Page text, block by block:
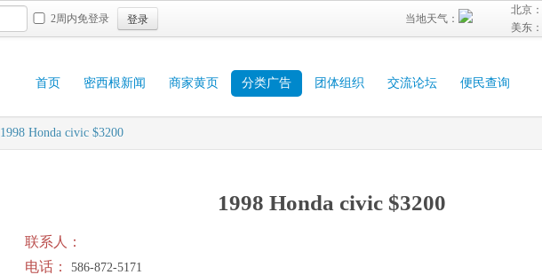
2周内免登录 登录
北京：
美东：
当地天气：
首页 密西根新闻 商家黄页 分类广告 团体组织 交流论坛 便民查询
1998 Honda civic $3200
1998 Honda civic $3200
联系人：
电话：
586-872-5171